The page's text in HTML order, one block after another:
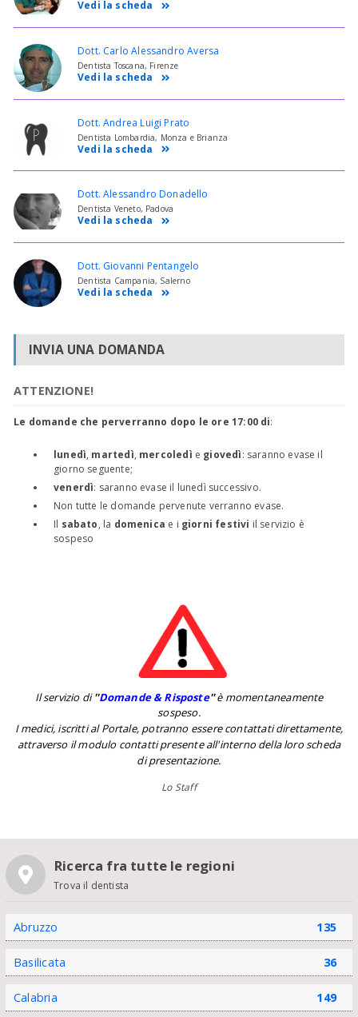
Vedi la scheda
Dott. Carlo Alessandro Aversa
Dentista Toscana, Firenze
Vedi la scheda
Dott. Andrea Luigi Prato
Dentista Lombardia, Monza e Brianza
Vedi la scheda
Dott. Alessandro Donadello
Dentista Veneto, Padova
Vedi la scheda
Dott. Giovanni Pentangelo
Dentista Campania, Salerno
Vedi la scheda
INVIA UNA DOMANDA
ATTENZIONE!
Le domande che perverranno dopo le ore 17:00 di:
lunedì, martedì, mercoledì e giovedì: saranno evase il
giorno seguente;
venerdì: saranno evase il lunedì successivo.
Non tutte le domande pervenute verranno evase.
Il sabato, la domenica e i giorni festivi il servizio è
sospeso
Il servizio di''Domande & Risposte''è momentaneamente
sospeso.
I medici, iscritti al Portale, potranno essere contattati direttamente,
attraverso il modulo contatti presente all'interno della loro scheda
di presentazione.
Lo Staff
Ricerca fra tutte le regioni
Trova il dentista
Abruzzo 135
Basilicata 36
Calabria 149